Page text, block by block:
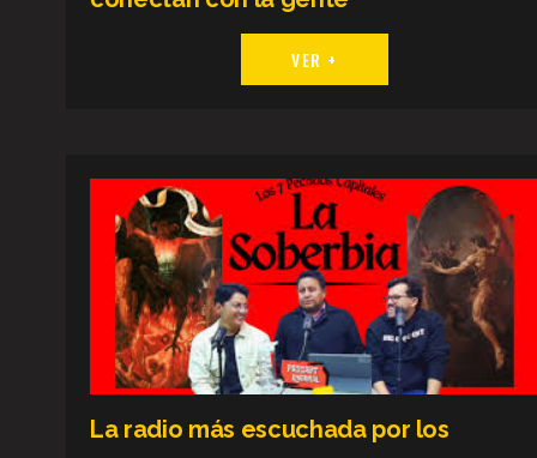
VER +
La radio más escuchada por los